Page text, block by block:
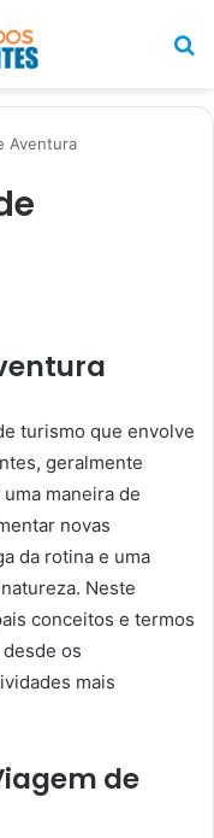
Aventura
turismo que envolve
geralmente
maneira de
novas
da rotina e uma
Neste
conceitos e termos
os
mais
de